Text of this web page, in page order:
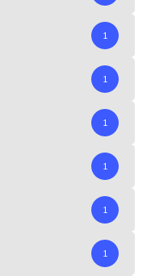
1
1
1
1
1
1